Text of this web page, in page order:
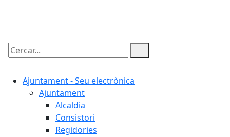
Cercar:
Ajuntament - Seu electrònica
Ajuntament
Alcaldia
Consistori
Regidories